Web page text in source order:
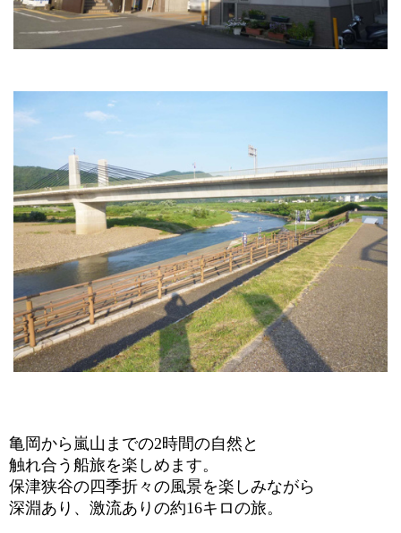
亀岡から嵐山までの2時間の自然と
触れ合う船旅を楽しめます。
保津狭谷の四季折々の風景を楽しみながら
深淵あり、激流ありの約16キロの旅。